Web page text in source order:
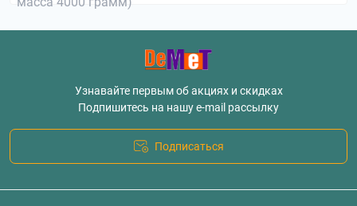
Узнавайте первым об акциях и скидках
Подпишитесь на нашу e-mail рассылку
Подписаться